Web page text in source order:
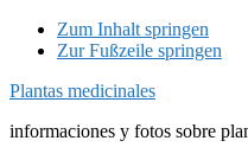
Zum Inhalt springen
Zur Fußzeile springen
Plantas medicinales
informaciones y fotos sobre